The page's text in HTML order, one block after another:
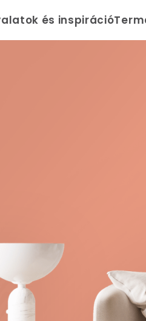
és inspiráció